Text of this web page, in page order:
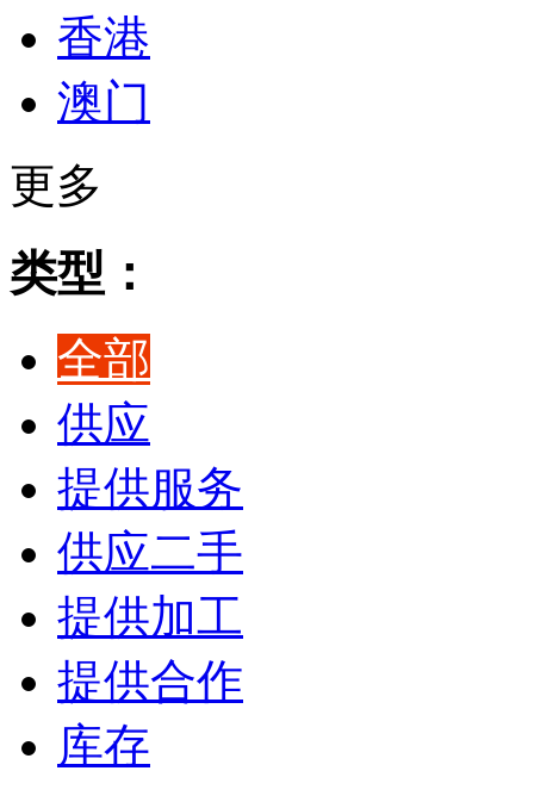
香港
澳门
更多
类型：
全部
供应
提供服务
供应二手
提供加工
提供合作
库存